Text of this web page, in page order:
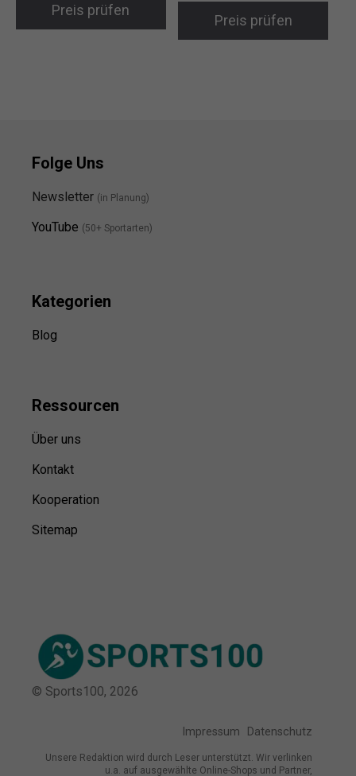
Preis prüfen
Preis prüfen
Folge Uns
Newsletter (in Planung)
YouTube (50+ Sportarten)
Kategorien
Blog
Ressourcen
Über uns
Kontakt
Kooperation
Sitemap
© Sports100, 2026
Impressum Datenschutz
Unsere Redaktion wird durch Leser unterstützt. Wir verlinken
u.a. auf ausgewählte Online-Shops und Partner,